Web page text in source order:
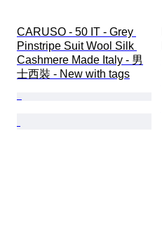
CARUSO - 50 IT - Grey
Pinstripe Suit Wool Silk
Cashmere Made Italy - 男
士西裝 - New with tags